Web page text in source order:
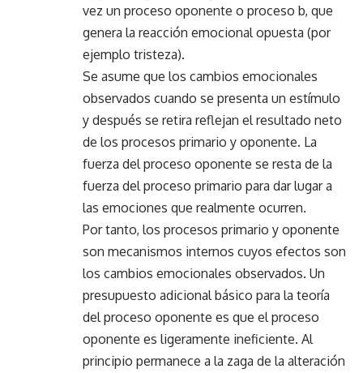
vez un proceso oponente o proceso b, que
genera la reacción emocional opuesta (por
ejemplo tristeza).
Se asume que los cambios emocionales
observados cuando se presenta un estímulo
y después se retira reflejan el resultado neto
de los procesos primario y oponente. La
fuerza del proceso oponente se resta de la
fuerza del proceso primario para dar lugar a
las emociones que realmente ocurren.
Por tanto, los procesos primario y oponente
son mecanismos internos cuyos efectos son
los cambios emocionales observados. Un
presupuesto adicional básico para la teoría
del proceso oponente es que el proceso
oponente es ligeramente ineficiente. Al
principio permanece a la zaga de la alteración